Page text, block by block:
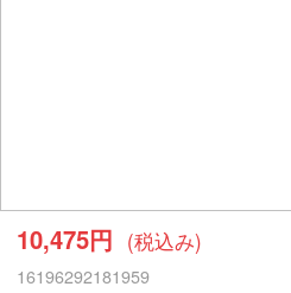
10,475円 (税込み)
16196292181959